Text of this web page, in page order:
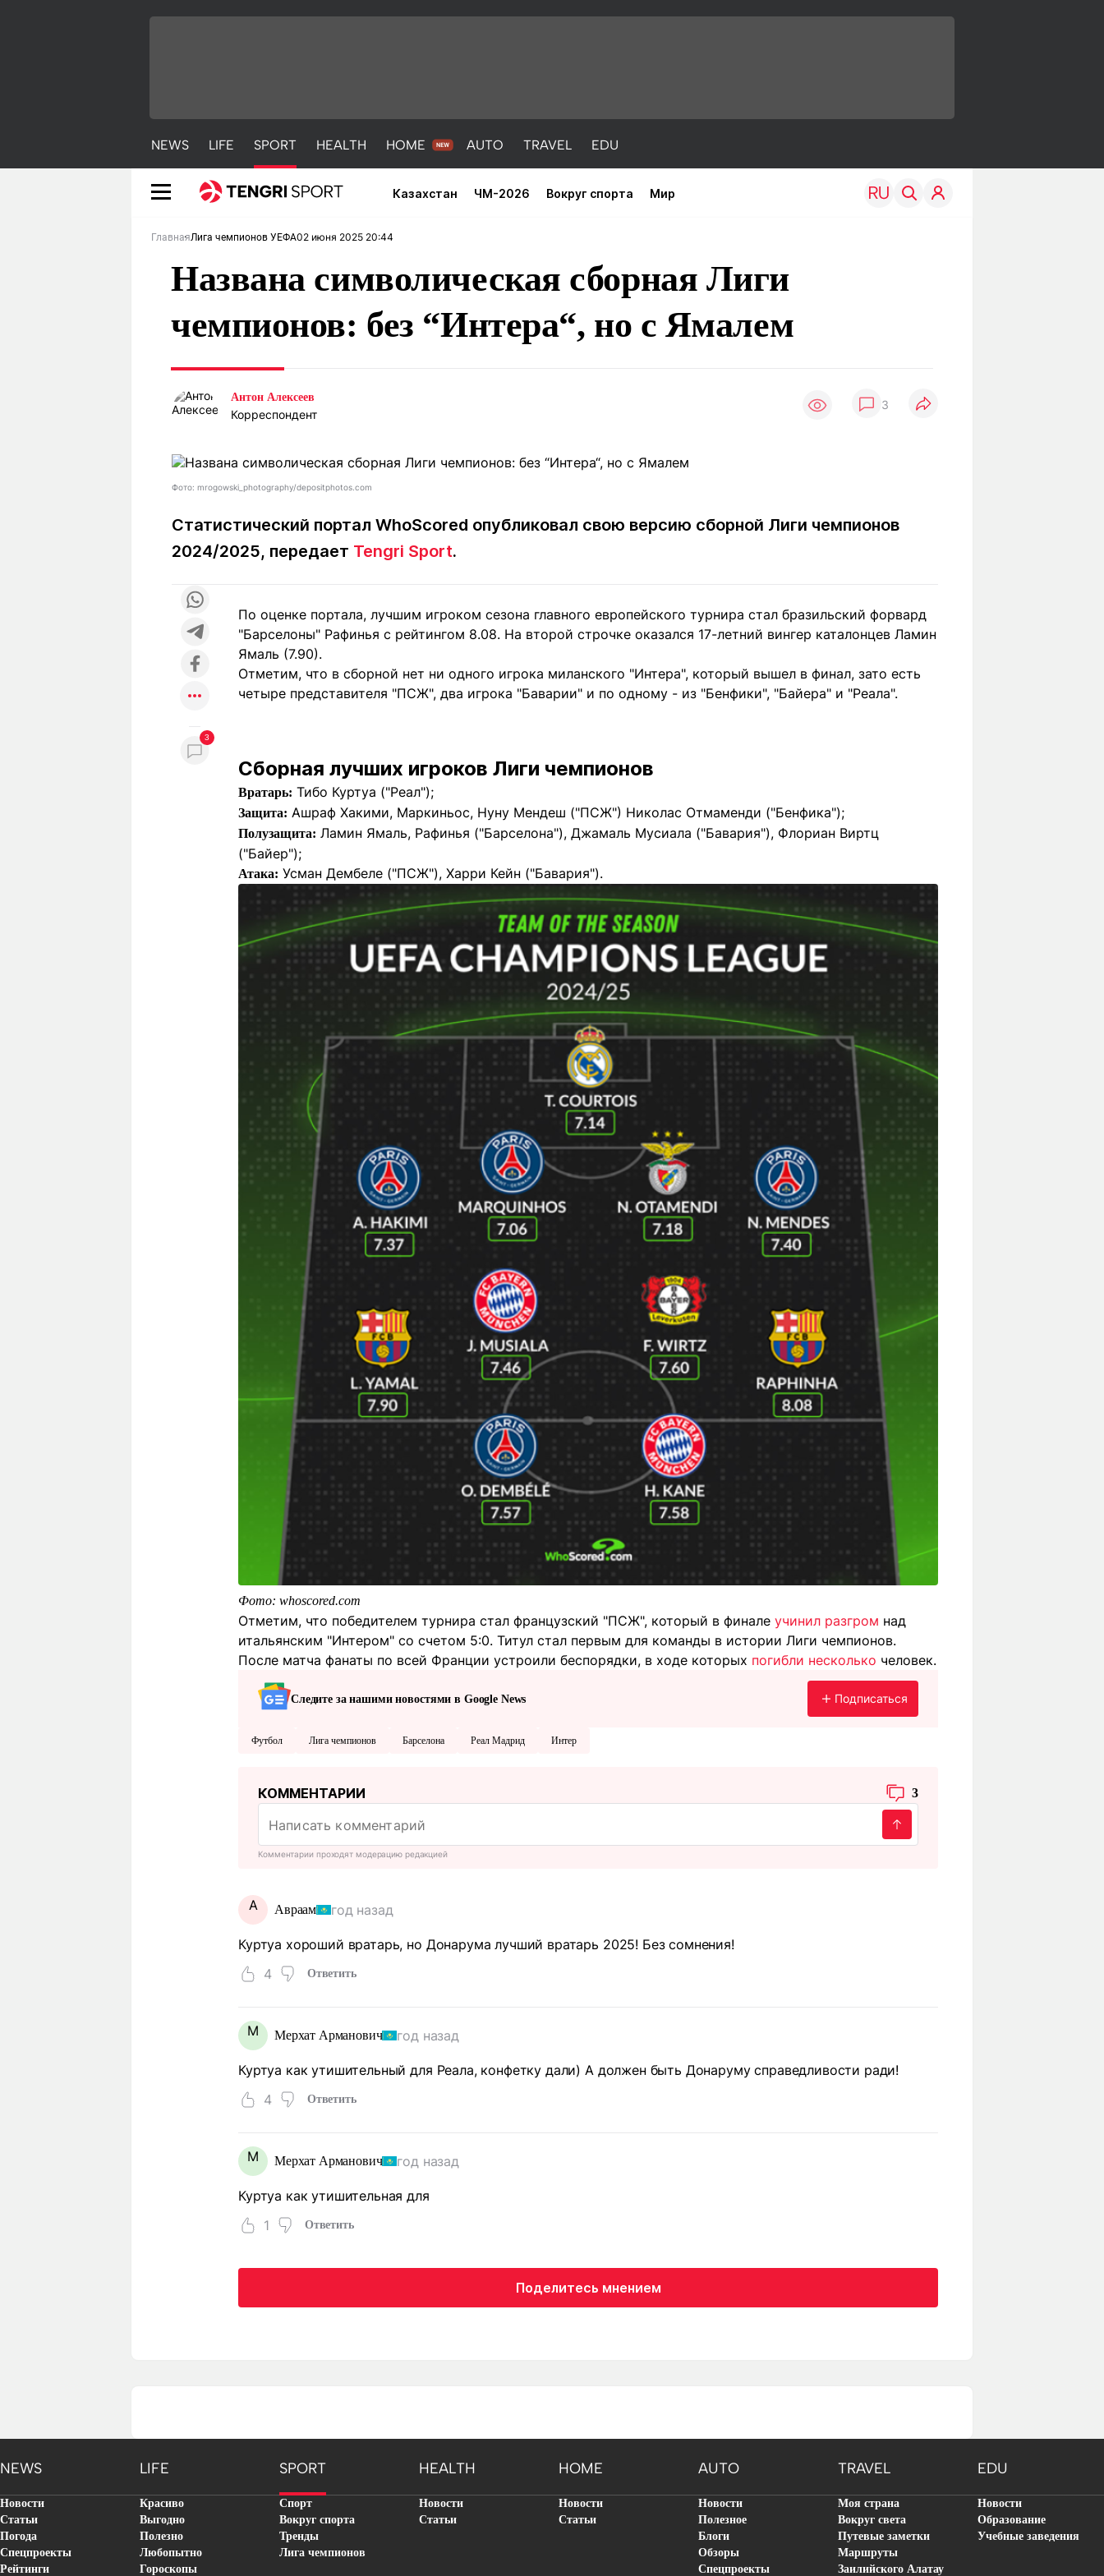
NEWS LIFE SPORT HEALTH HOME AUTO TRAVEL EDU
Казахстан ЧМ-2026 Вокруг спорта Мир
Погода
Рейтинги
SPORT HEALTH HOME AUTO
Путевые
Учебные
О проекте Контакты редакции
Редакция
+7 (777) 001 44 99
Реклама Мы в социальных сетях
ГлавнаяЛига чемпионов УЕФА02 июня 2025 20:44
Названа символическая сборная Лиги
чемпионов: без “Интера“, но с Ямалем
Антон Алексеев
Корреспондент
3
Фото: mrogowski_photography/depositphotos.com
Статистический портал WhoScored опубликовал свою версию сборной Лиги чемпионов
2024/2025, передает Tengri Sport.
3
По оценке портала, лучшим игроком сезона главного европейского турнира стал бразильский форвард
"Барселоны" Рафинья с рейтингом 8.08. На второй строчке оказался 17-летний вингер каталонцев Ламин
Ямаль (7.90).
Отметим, что в сборной нет ни одного игрока миланского "Интера", который вышел в финал, зато есть
четыре представителя "ПСЖ", два игрока "Баварии" и по одному - из "Бенфики", "Байера" и "Реала".
Сборная лучших игроков Лиги чемпионов
Вратарь: Тибо Куртуа ("Реал");
Защита: Ашраф Хакими, Маркиньос, Нуну Мендеш ("ПСЖ") Николас Отмаменди ("Бенфика");
Полузащита: Ламин Ямаль, Рафинья ("Барселона"), Джамаль Мусиала ("Бавария"), Флориан Виртц
("Байер");
Атака: Усман Дембеле ("ПСЖ"), Харри Кейн ("Бавария").
Фото: whoscored.com
Отметим, что победителем турнира стал французский "ПСЖ", который в финале учинил разгром над
итальянским "Интером" со счетом 5:0. Титул стал первым для команды в истории Лиги чемпионов.
После матча фанаты по всей Франции устроили беспорядки, в ходе которых погибли несколько человек.
Следите за нашими новостями в Google News Подписаться
Футбол Лига чемпионов Барселона Реал Мадрид Интер
КОММЕНТАРИИ 3
Комментарии проходят модерацию редакцией
А Авраам год назад
Куртуа хороший вратарь, но Донарума лучший вратарь 2025! Без сомнения!
4
Ответить
М Мерхат Арманович год назад
Куртуа как утишительный для Реала, конфетку дали) А должен быть Донаруму справедливости ради!
4
Ответить
М Мерхат Арманович год назад
Куртуа как утишительная для
1
Ответить
Поделитесь мнением
NEWS LIFE SPORT HEALTH HOME AUTO TRAVEL EDU
Новости
Статьи
Погода
Спецпроекты
Рейтинги
Красиво
Выгодно
Полезно
Любопытно
Гороскопы
Спорт
Вокруг спорта
Тренды
Лига чемпионов
Новости
Статьи
Новости
Статьи
Новости
Полезное
Блоги
Обзоры
Спецпроекты
Моя страна
Вокруг света
Путевые заметки
Маршруты
Заилийского Алатау
Новости
Образование
Учебные заведения